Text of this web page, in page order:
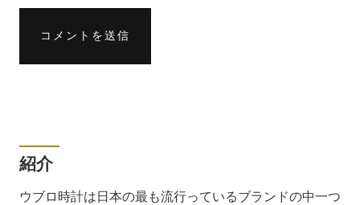
紹介
ウブロ時計は日本の最も流行っているブランドの中一つ